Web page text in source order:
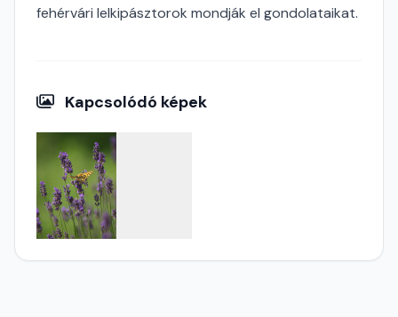
fehérvári lelkipásztorok mondják el gondolataikat.
Kapcsolódó képek